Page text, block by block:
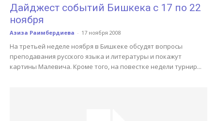
Дайджест событий Бишкека с 17 по 22
ноября
Азиза Раимбердиева - 17 ноября 2008
На третьей неделе ноября в Бишкеке обсудят вопросы
преподавания русского языка и литературы и покажут
картины Малевича. Кроме того, на повестке недели турнир...